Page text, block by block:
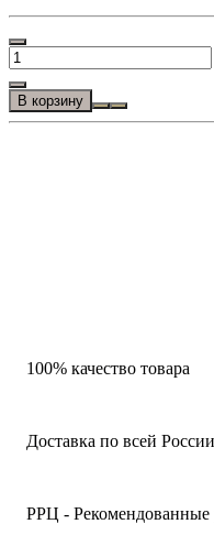
В корзину
100% качество товара
Доставка по всей России
РРЦ -